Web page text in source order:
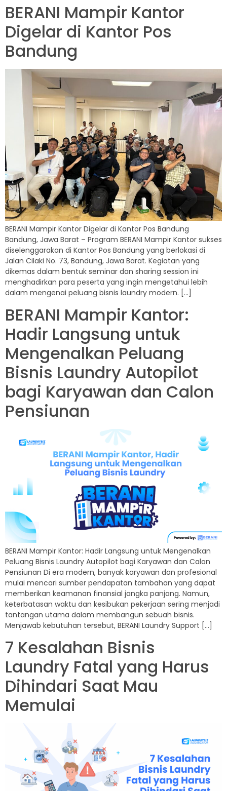
BERANI Mampir Kantor
Digelar di Kantor Pos
Bandung
BERANI Mampir Kantor Digelar di Kantor Pos Bandung
Bandung, Jawa Barat – Program BERANI Mampir Kantor sukses
diselenggarakan di Kantor Pos Bandung yang berlokasi di
Jalan Cilaki No. 73, Bandung, Jawa Barat. Kegiatan yang
dikemas dalam bentuk seminar dan sharing session ini
menghadirkan para peserta yang ingin mengetahui lebih
dalam mengenai peluang bisnis laundry modern. […]
BERANI Mampir Kantor:
Hadir Langsung untuk
Mengenalkan Peluang
Bisnis Laundry Autopilot
bagi Karyawan dan Calon
Pensiunan
BERANI Mampir Kantor: Hadir Langsung untuk Mengenalkan
Peluang Bisnis Laundry Autopilot bagi Karyawan dan Calon
Pensiunan Di era modern, banyak karyawan dan profesional
mulai mencari sumber pendapatan tambahan yang dapat
memberikan keamanan finansial jangka panjang. Namun,
keterbatasan waktu dan kesibukan pekerjaan sering menjadi
tantangan utama dalam membangun sebuah bisnis.
Menjawab kebutuhan tersebut, BERANI Laundry Support […]
7 Kesalahan Bisnis
Laundry Fatal yang Harus
Dihindari Saat Mau
Memulai